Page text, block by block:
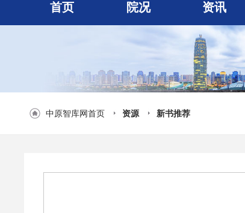
首页 院况 资讯
中原智库网首页 资源 新书推荐